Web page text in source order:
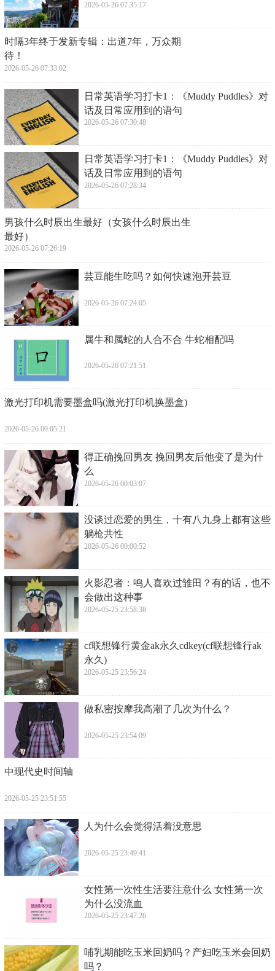
2026-05-26 07:35:17
​时隔3年终于发新专辑：出道7年，万众期
待！
2026-05-26 07:33:02
​日常英语学习打卡1：《Muddy Puddles》对
话及日常应用到的语句
2026-05-26 07:30:48
​日常英语学习打卡1：《Muddy Puddles》对
话及日常应用到的语句
2026-05-26 07:28:34
​男孩什么时辰出生最好（女孩什么时辰出生
最好）
2026-05-26 07:26:19
​芸豆能生吃吗？如何快速泡开芸豆
2026-05-26 07:24:05
​属牛和属蛇的人合不合 牛蛇相配吗
2026-05-26 07:21:51
​激光打印机需要墨盒吗(激光打印机换墨盒)
2026-05-26 00:05:21
​得正确挽回男友 挽回男友后他变了是为什
么
2026-05-26 00:03:07
​没谈过恋爱的男生，十有八九身上都有这些
躺枪共性
2026-05-26 00:00:52
​火影忍者：鸣人喜欢过雏田？有的话，也不
会做出这种事
2026-05-25 23:58:38
​cf联想锋行黄金ak永久cdkey(cf联想锋行ak
永久)
2026-05-25 23:56:24
​做私密按摩我高潮了几次为什么？
2026-05-25 23:54:09
​中现代史时间轴
2026-05-25 23:51:55
​人为什么会觉得活着没意思
2026-05-25 23:49:41
​女性第一次性生活要注意什么 女性第一次
为什么没流血
2026-05-25 23:47:26
​哺乳期能吃玉米回奶吗？产妇吃玉米会回奶
吗？